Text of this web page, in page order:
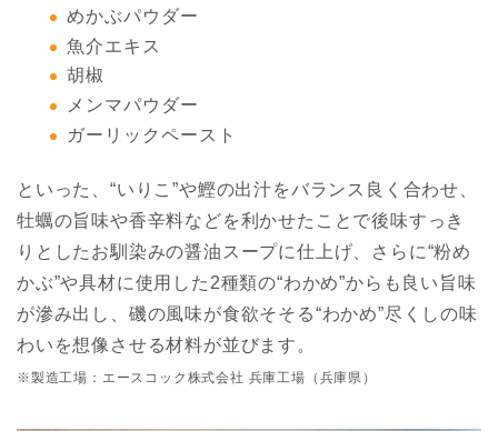
めかぶパウダー
魚介エキス
胡椒
メンマパウダー
ガーリックペースト
といった、“いりこ”や鰹の出汁をバランス良く合わせ、
牡蠣の旨味や香辛料などを利かせたことで後味すっき
りとしたお馴染みの醤油スープに仕上げ、さらに“粉め
かぶ”や具材に使用した2種類の“わかめ”からも良い旨味
が滲み出し、磯の風味が食欲そそる“わかめ”尽くしの味
わいを想像させる材料が並びます。
※製造工場：エースコック株式会社 兵庫工場（兵庫県）